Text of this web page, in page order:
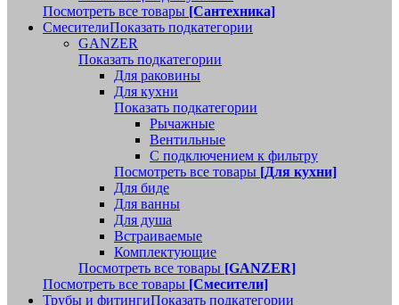
Посмотреть все товары [Сантехника]
СмесителиПоказать подкатегории
GANZER
Показать подкатегории
Для раковины
Для кухни
Показать подкатегории
Рычажные
Вентильные
С подключением к фильтру
Посмотреть все товары [Для кухни]
Для биде
Для ванны
Для душа
Встраиваемые
Комплектующие
Посмотреть все товары [GANZER]
Посмотреть все товары [Смесители]
Трубы и фитингиПоказать подкатегории